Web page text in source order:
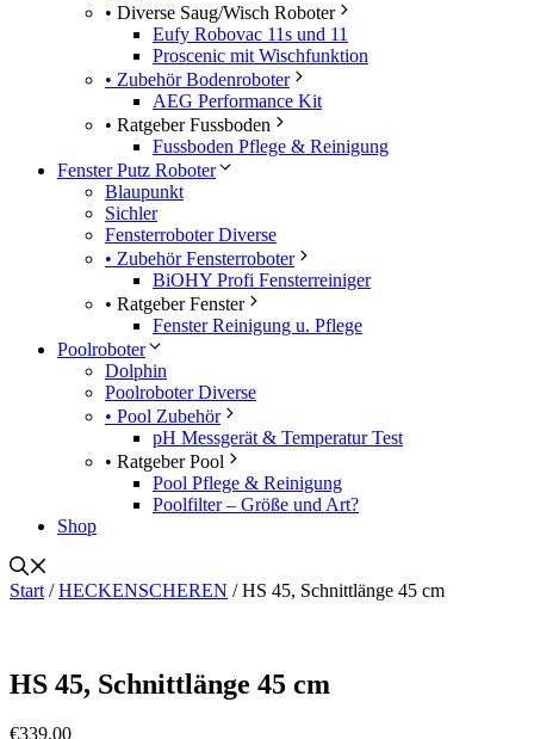
• Diverse Saug/Wisch Roboter
Eufy Robovac 11s und 11
Proscenic mit Wischfunktion
• Zubehör Bodenroboter
AEG Performance Kit
• Ratgeber Fussboden
Fussboden Pflege & Reinigung
Fenster Putz Roboter
Blaupunkt
Sichler
Fensterroboter Diverse
• Zubehör Fensterroboter
BiOHY Profi Fensterreiniger
• Ratgeber Fenster
Fenster Reinigung u. Pflege
Poolroboter
Dolphin
Poolroboter Diverse
• Pool Zubehör
pH Messgerät & Temperatur Test
• Ratgeber Pool
Pool Pflege & Reinigung
Poolfilter – Größe und Art?
Shop
Start /HECKENSCHEREN / HS 45, Schnittlänge 45 cm
HS 45, Schnittlänge 45 cm
€339,00